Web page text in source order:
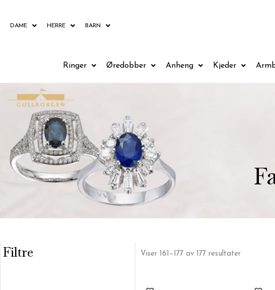
DAME HERRE BARN
Ringer Øredobber Anheng Kjeder
Filtre Viser 161–177 av 177 resultater